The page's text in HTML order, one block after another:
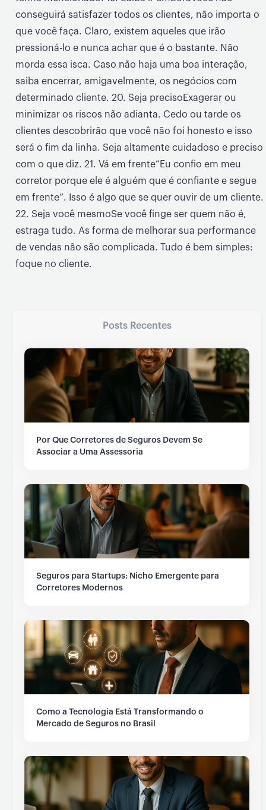
conseguirá satisfazer todos os clientes, não importa o
que você faça. Claro, existem aqueles que irão
pressioná-lo e nunca achar que é o bastante. Não
morda essa isca. Caso não haja uma boa interação,
saiba encerrar, amigavelmente, os negócios com
determinado cliente. 20. Seja precisoExagerar ou
minimizar os riscos não adianta. Cedo ou tarde os
clientes descobrirão que você não foi honesto e isso
será o fim da linha. Seja altamente cuidadoso e preciso
com o que diz. 21. Vá em frente“Eu confio em meu
corretor porque ele é alguém que é confiante e segue
em frente”. Isso é algo que se quer ouvir de um cliente.
22. Seja você mesmoSe você finge ser quem não é,
estraga tudo. As forma de melhorar sua performance
de vendas não são complicada. Tudo é bem simples:
foque no cliente.
Posts Recentes
Por Que Corretores de Seguros Devem Se
Associar a Uma Assessoria
Seguros para Startups: Nicho Emergente para
Corretores Modernos
Como a Tecnologia Está Transformando o
Mercado de Seguros no Brasil